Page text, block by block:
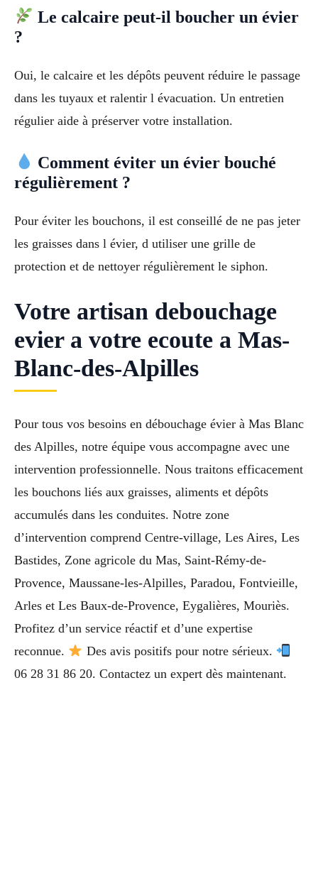
Le calcaire peut-il boucher un évier
?
Oui, le calcaire et les dépôts peuvent réduire le passage
dans les tuyaux et ralentir l évacuation. Un entretien
régulier aide à préserver votre installation.
Comment éviter un évier bouché
régulièrement ?
Pour éviter les bouchons, il est conseillé de ne pas jeter
les graisses dans l évier, d utiliser une grille de
protection et de nettoyer régulièrement le siphon.
Votre artisan debouchage
evier a votre ecoute a Mas-
Blanc-des-Alpilles
Pour tous vos besoins en débouchage évier à Mas Blanc
des Alpilles, notre équipe vous accompagne avec une
intervention professionnelle. Nous traitons efficacement
les bouchons liés aux graisses, aliments et dépôts
accumulés dans les conduites. Notre zone
d’intervention comprend Centre-village, Les Aires, Les
Bastides, Zone agricole du Mas, Saint-Rémy-de-
Provence, Maussane-les-Alpilles, Paradou, Fontvieille,
Arles et Les Baux-de-Provence, Eygalières, Mouriès.
Profitez d’un service réactif et d’une expertise
reconnue.
Des avis positifs pour notre sérieux.
06 28 31 86 20. Contactez un expert dès maintenant.